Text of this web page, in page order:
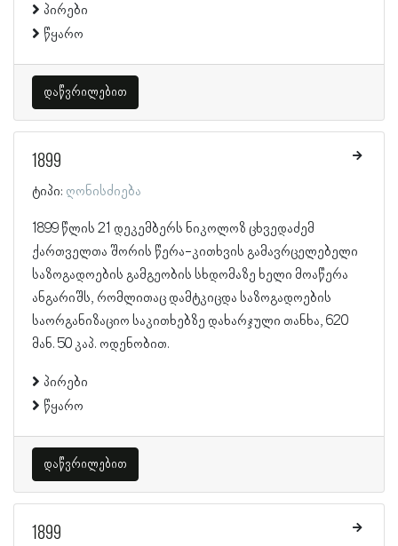
პირები
წყარო
დაწვრილებით
1899
ტიპი: ღონისძიება
1899 წლის 21 დეკემბერს ნიკოლოზ ცხვედაძემ
ქართველთა შორის წერა-კითხვის გამავრცელებელი
საზოგადოების გამგეობის სხდომაზე ხელი მოაწერა
ანგარიშს, რომლითაც დამტკიცდა საზოგადოების
საორგანიზაციო საკითხებზე დახარჯული თანხა, 620
მან. 50 კაპ. ოდენობით.
პირები
წყარო
დაწვრილებით
1899